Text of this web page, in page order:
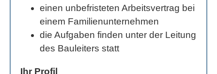
einen unbefristeten Arbeitsvertrag bei
einem Familienunternehmen
die Aufgaben finden unter der Leitung
des Bauleiters statt
Ihr Profil